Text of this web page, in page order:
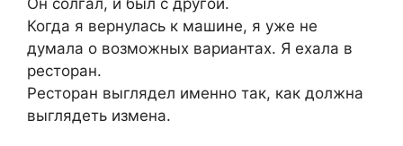
Когда я вернулась к машине, я уже не
думала о возможных вариантах. Я ехала в
ресторан.
Ресторан выглядел именно так, как должна
выглядеть измена.